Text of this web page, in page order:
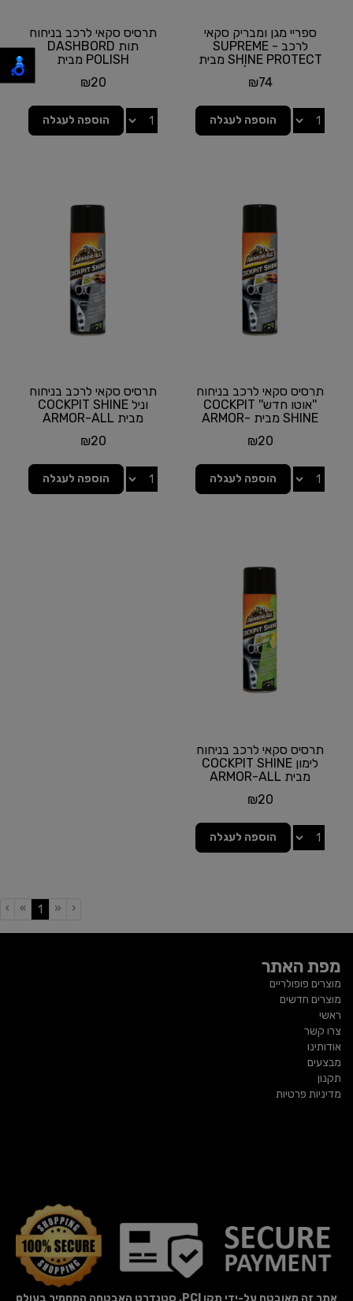
ספריי מגן ומבריק סקאי
לרכב - SUPREME
SHINE PROTECT מבית
473...
₪74
הוספה לעגלה
תרסיס סקאי לרכב בניחוח
תות DASHBORD
POLISH מבית
₪20
הוספה לעגלה
תרסיס סקאי לרכב בניחוח
''אוטו חדש'' COCKPIT
SHINE מבית ARMOR-
₪20
הוספה לעגלה
תרסיס סקאי לרכב בניחוח
וניל COCKPIT SHINE
מבית ARMOR-ALL
₪20
הוספה לעגלה
תרסיס סקאי לרכב בניחוח
לימון COCKPIT SHINE
מבית ARMOR-ALL
₪20
הוספה לעגלה
‹
«
1
(current)
»
›
מפת האתר
מוצרים פופולריים
מוצרים חדשים
ראשי
צרו קשר
אודותינו
מבצעים
תקנון
מדיניות פרטיות
אתר זה מאובטח על-ידי תקן PCI, סטנדרט האבטחה המחמיר בעולם